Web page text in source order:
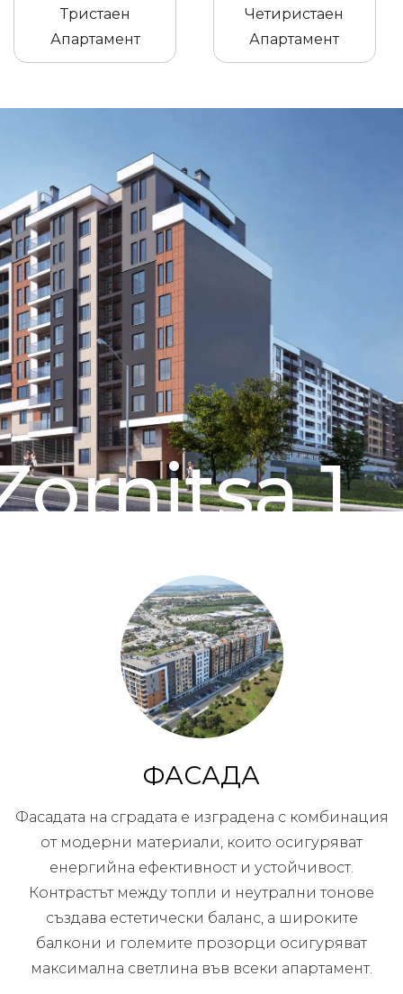
Тристаен
Апартамент
Четиристаен
Апартамент
1
ФАСАДА
Фасадата на сградата е изградена с комбинация
от модерни материали, които осигуряват
енергийна ефективност и устойчивост.
Контрастът между топли и неутрални тонове
създава естетически баланс, а широките
балкони и големите прозорци осигуряват
максимална светлина във всеки апартамент.